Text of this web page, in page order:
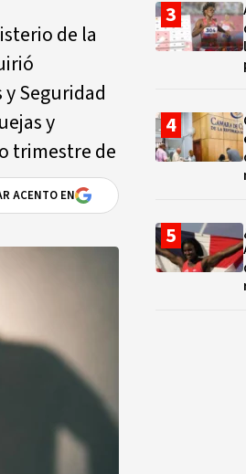
de la
Seguridad
y
trimestre de
ACENTO EN